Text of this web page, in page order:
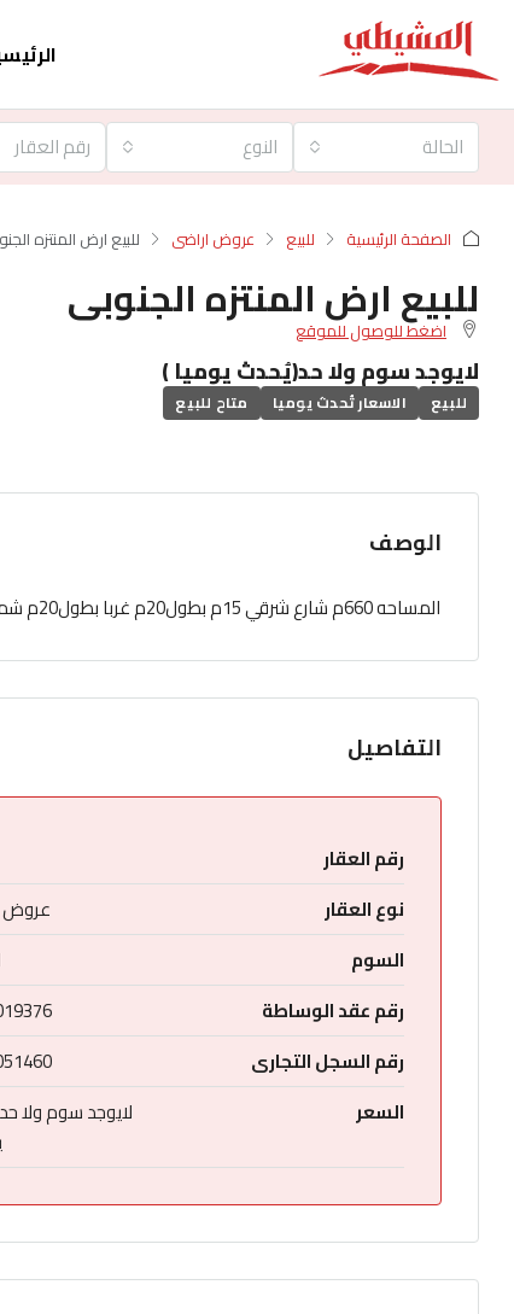
الحالة النوع
الصفحة الرئيسية للبيع عروض اراضى للبيع ارض المنتزه
للبيع ارض المنتزه الجنوبى
اضغط للوصول للموقع
لايوجد سوم ولا حد(يُحدث يوميا )
للبيع الاسعار تُحدث يوميا متاح للبيع
الوصف
المساحه 660م شارع شرقي 15م بطول20م غربا بطول20م شمالا بطول33م جنوبا بطول33م
التفاصيل
رقم العقار
نوع العقار
عروض
السوم
رقم عقد الوساطة
رقم السجل التجارى
السعر
لايوجد سوم ولا